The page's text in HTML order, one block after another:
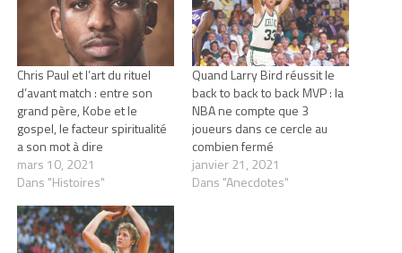
Chris Paul et l’art du rituel
d’avant match : entre son
grand père, Kobe et le
gospel, le facteur spiritualité
a son mot à dire
mars 10, 2021
Dans "Histoires"
Quand Larry Bird réussit le
back to back to back MVP : la
NBA ne compte que 3
joueurs dans ce cercle au
combien fermé
janvier 21, 2021
Dans "Anecdotes"